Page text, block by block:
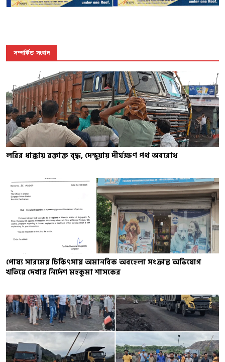
সম্পর্কিত সংবাদ
লরির ধাক্কায় রক্তাক্ত বৃদ্ধ, দেন্দুয়ায় দীর্ঘক্ষণ পথ অবরোধ
পোষ্য সারমেয় চিকিৎসায় অমানবিক অবহেলা সংক্রান্ত অভিযোগ
খতিয়ে দেখার নির্দেশ মহকুমা শাসকের